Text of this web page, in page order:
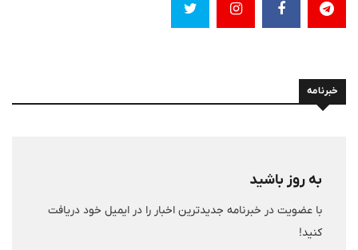
خبرنامه
به روز باشید
با عضویت در خبرنامه جدیدترین اخبار را در ایمیل خود دریافت
کنید!